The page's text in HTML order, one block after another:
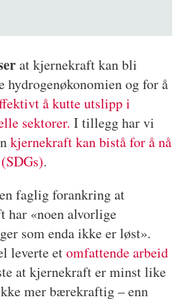
at kjernekraft kan bli
og for å
å kutte utslipp i
sektorer. I tillegg har vi
kjernekraft kan bistå for å nå
.
faglig forankring at
har «noen alvorlige
som enda ikke er løst».
leverte etomfattende arbeid
at kjernekraft er minst like
mer bærekraftig – enn